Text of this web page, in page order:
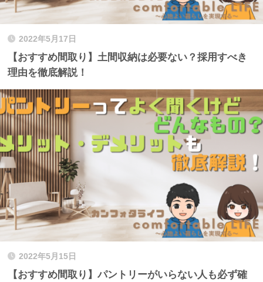
2022年5月17日
【おすすめ間取り】土間収納は必要ない？採用すべき
理由を徹底解説！
2022年5月15日
【おすすめ間取り】パントリーがいらない人も必ず確